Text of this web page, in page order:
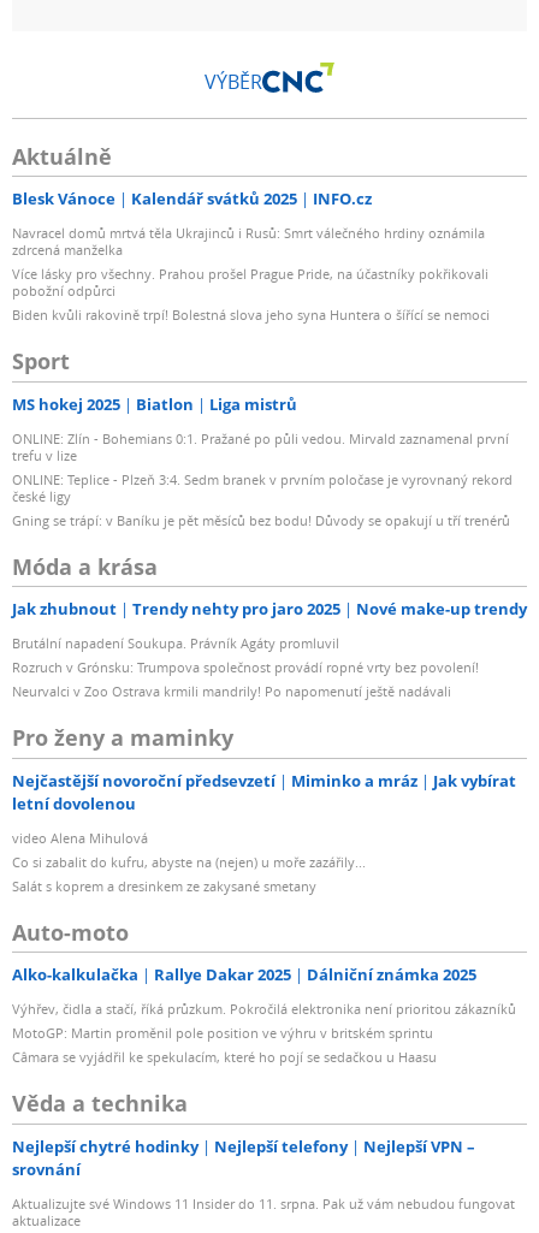
VÝBĚR
Aktuálně
Blesk Vánoce Kalendář svátků 2025 INFO.cz
Navracel domů mrtvá těla Ukrajinců i Rusů: Smrt válečného hrdiny oznámila
zdrcená manželka
Více lásky pro všechny. Prahou prošel Prague Pride, na účastníky pokřikovali
pobožní odpůrci
Biden kvůli rakovině trpí! Bolestná slova jeho syna Huntera o šířící se nemoci
Sport
MS hokej 2025 Biatlon Liga mistrů
ONLINE: Zlín - Bohemians 0:1. Pražané po půli vedou. Mirvald zaznamenal první
trefu v lize
ONLINE: Teplice - Plzeň 3:4. Sedm branek v prvním poločase je vyrovnaný rekord
české ligy
Gning se trápí: v Baníku je pět měsíců bez bodu! Důvody se opakují u tří trenérů
Móda a krása
Jak zhubnout Trendy nehty pro jaro 2025 Nové make-up trendy
Brutální napadení Soukupa. Právník Agáty promluvil
Rozruch v Grónsku: Trumpova společnost provádí ropné vrty bez povolení!
Neurvalci v Zoo Ostrava krmili mandrily! Po napomenutí ještě nadávali
Pro ženy a maminky
Nejčastější novoroční předsevzetí Miminko a mráz
Jak vybírat
letní dovolenou
video Alena Mihulová
Co si zabalit do kufru, abyste na (nejen) u moře zazářily...
Salát s koprem a dresinkem ze zakysané smetany
Auto-moto
Alko-kalkulačka Rallye Dakar 2025 Dálniční známka 2025
Výhřev, čidla a stačí, říká průzkum. Pokročilá elektronika není prioritou zákazníků
MotoGP: Martin proměnil pole position ve výhru v britském sprintu
Câmara se vyjádřil ke spekulacím, které ho pojí se sedačkou u Haasu
Věda a technika
Nejlepší chytré hodinky Nejlepší telefony
Nejlepší VPN –
srovnání
Aktualizujte své Windows 11 Insider do 11. srpna. Pak už vám nebudou fungovat
aktualizace